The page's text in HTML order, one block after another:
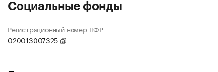
Социальные фонды
Регистрационный номер ПФР
020013007325